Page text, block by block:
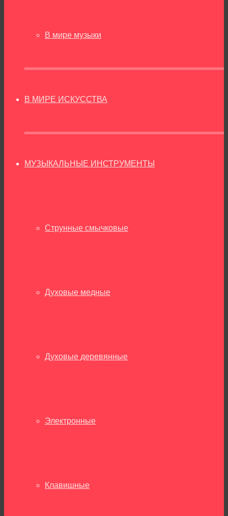
В мире музыки
В МИРЕ ИСКУССТВА
МУЗЫКАЛЬНЫЕ ИНСТРУМЕНТЫ
Струнные смычковые
Духовые медные
Духовые деревянные
Электронные
Клавишные